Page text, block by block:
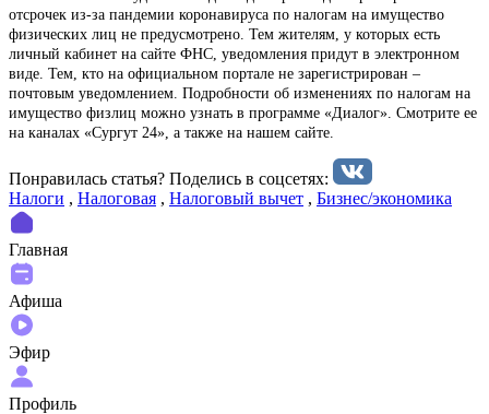
отсрочек из-за пандемии коронавируса по налогам на имущество
физических лиц не предусмотрено. Тем жителям, у которых есть
личный кабинет на сайте ФНС, уведомления придут в электронном
виде. Тем, кто на официальном портале не зарегистрирован –
почтовым уведомлением. Подробности об изменениях по налогам на
имущество физлиц можно узнать в программе «Диалог». Смотрите ее
на каналах «Сургут 24», а также на нашем сайте.
Понравилась статья? Поделиcь в соцсетях:
Налоги , Налоговая , Налоговый вычет , Бизнес/экономика
Главная
Афиша
Эфир
Профиль